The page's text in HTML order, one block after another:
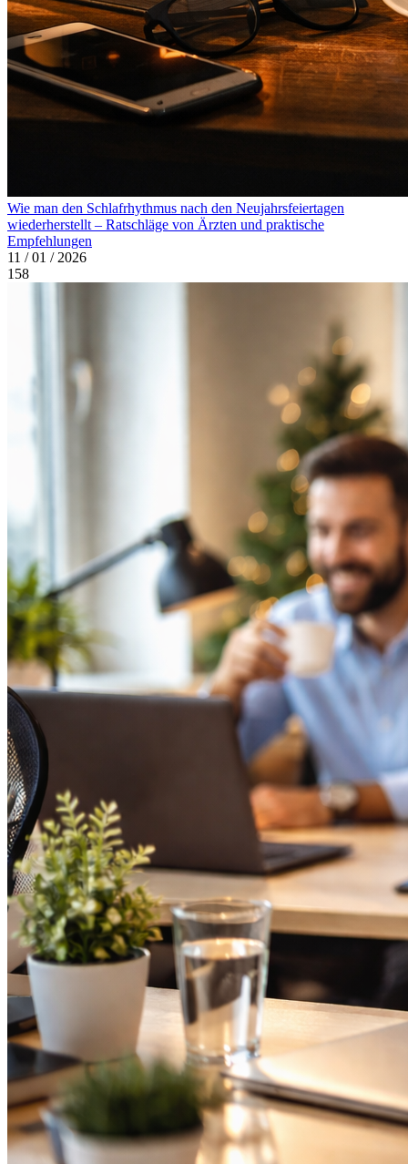
Wie man den Schlafrhythmus nach den Neujahrsfeiertagen
wiederherstellt – Ratschläge von Ärzten und praktische
Empfehlungen
11 / 01 / 2026
158